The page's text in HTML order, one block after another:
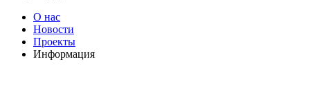
О нас
Новости
Проекты
Информация